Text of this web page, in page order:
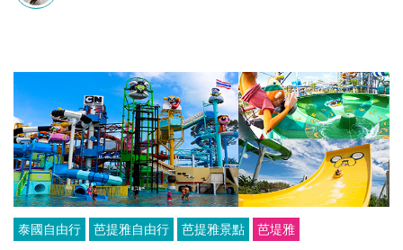
泰國自由行 芭提雅自由行 芭提雅景點 芭堤雅